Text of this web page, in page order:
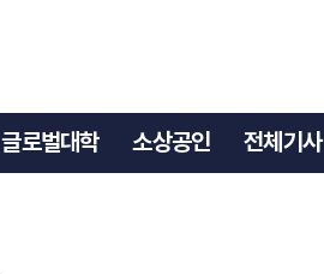
글로벌대학 소상공인 전체기사